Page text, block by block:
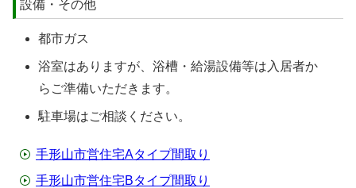
設備・その他
都市ガス
浴室はありますが、浴槽・給湯設備等は入居者か
らご準備いただきます。
駐車場はご相談ください。
手形山市営住宅Aタイプ間取り
手形山市営住宅Bタイプ間取り